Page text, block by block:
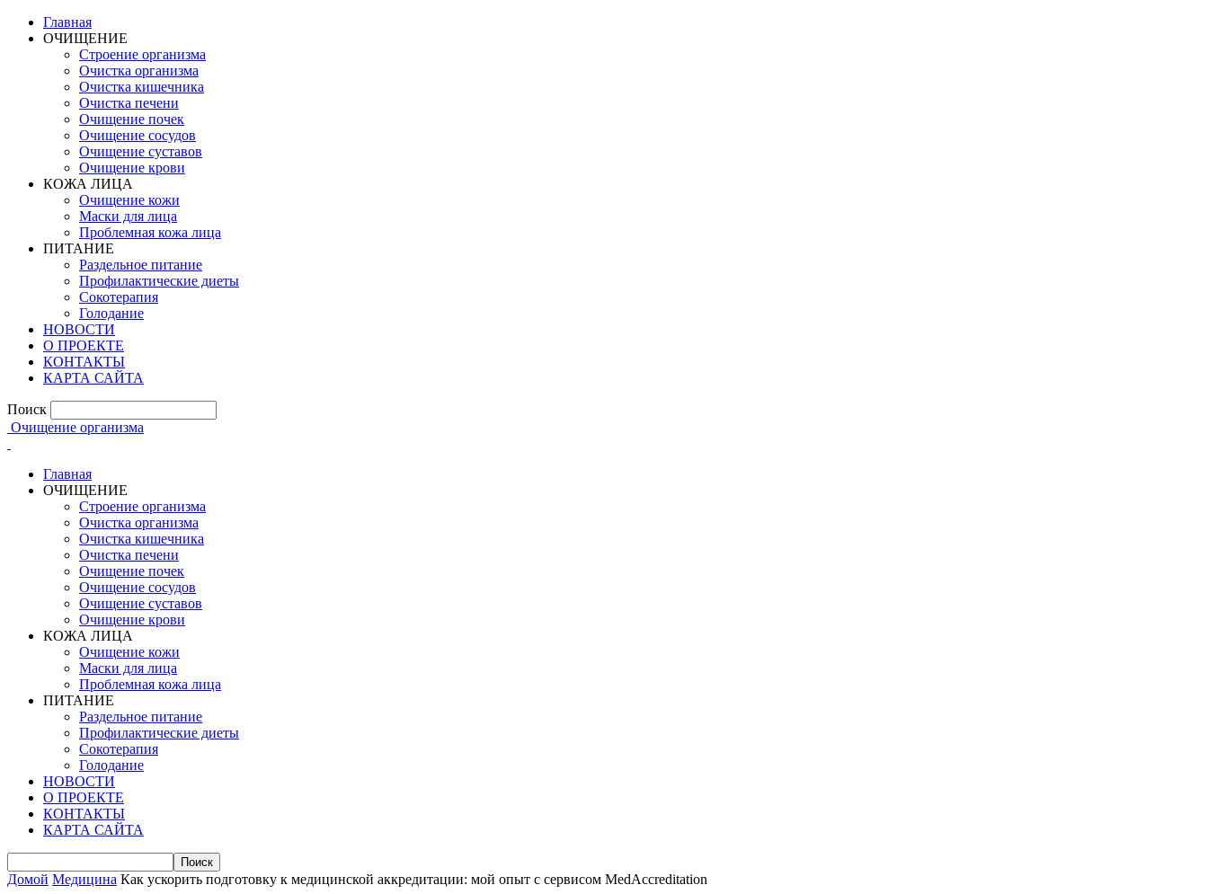
Главная
ОЧИЩЕНИЕ
Строение организма
Очистка организма
Очистка кишечника
Очистка печени
Очищение почек
Очищение сосудов
Очищение суставов
Очищение крови
КОЖА ЛИЦА
Очищение кожи
Маски для лица
Проблемная кожа лица
ПИТАНИЕ
Раздельное питание
Профилактические диеты
Сокотерапия
Голодание
НОВОСТИ
О ПРОЕКТЕ
КОНТАКТЫ
КАРТА САЙТА
Поиск
Очищение организма
Главная
ОЧИЩЕНИЕ
Строение организма
Очистка организма
Очистка кишечника
Очистка печени
Очищение почек
Очищение сосудов
Очищение суставов
Очищение крови
КОЖА ЛИЦА
Очищение кожи
Маски для лица
Проблемная кожа лица
ПИТАНИЕ
Раздельное питание
Профилактические диеты
Сокотерапия
Голодание
НОВОСТИ
О ПРОЕКТЕ
КОНТАКТЫ
КАРТА САЙТА
Домой Медицина Как ускорить подготовку к медицинской аккредитации: мой опыт с сервисом MedAccreditation